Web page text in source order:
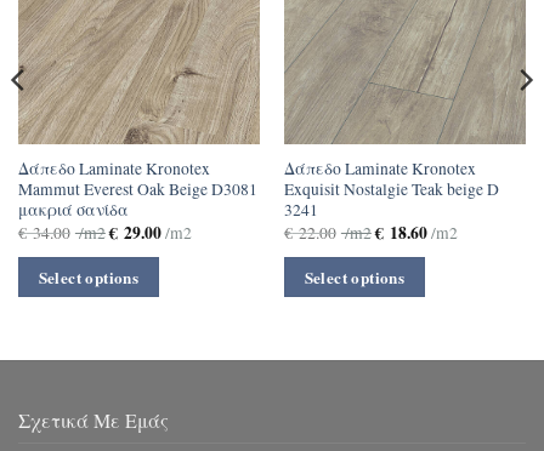
Δάπεδο Laminate Kronotex
Mammut Everest Oak Beige D3081
μακριά σανίδα
€34.00 /m2€29.00/m2
Select options
Δάπεδο Laminate Kronotex
Exquisit Nostalgie Teak beige D
3241
€22.00 /m2€18.60/m2
Select options
Σχετικά Με Εμάς